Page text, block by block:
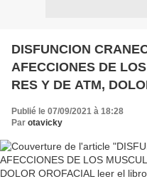
DISFUNCION
AFECCIONES DE
RES Y DE ATM,
Publié le 07/09/2021 à 18:28
Par otavicky